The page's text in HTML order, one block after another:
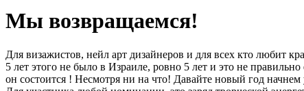
Мы возвращаемся!
Для визажистов, нейл арт дизайнеров и для всех кто любит
5 лет этого не было в Израиле, ровно 5 лет и это не
он состоится ! Несмотря ни на что! Давайте новый год